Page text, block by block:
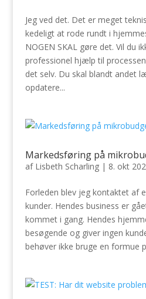
Jeg ved det. Det er meget
kedeligt at rode rundt i
NOGEN SKAL gøre det. Vil du
professionel hjælp til
det selv. Du skal blandt andet
opdatere...
Markedsføring på
af Lisbeth Scharling| 8. okt
Forleden blev jeg kontaktet af
kunder. Hendes business er
kommet i gang. Hendes
besøgende og giver ingen
behøver ikke bruge en formue